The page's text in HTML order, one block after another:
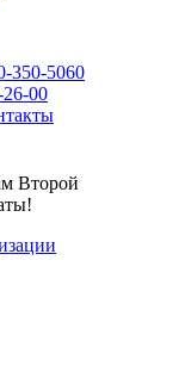
350-5060
00
Второй